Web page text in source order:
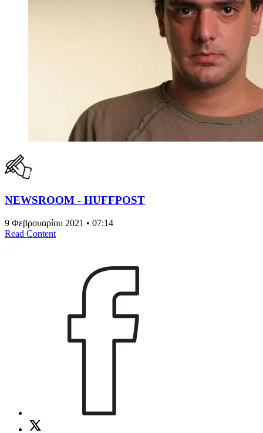
NEWSROOM - HUFFPOST
9 Φεβρουαρίου 2021 • 07:14
Read Content